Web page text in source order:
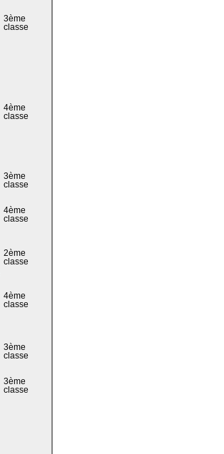
3ème
classe
4ème
classe
3ème
classe
4ème
classe
2ème
classe
4ème
classe
3ème
classe
3ème
classe